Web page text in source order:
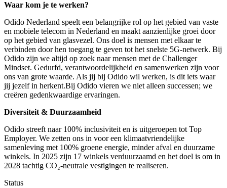
Waar kom je te werken?
Odido Nederland speelt een belangrijke rol op het gebied van vaste
en mobiele telecom in Nederland en maakt aanzienlijke groei door
op het gebied van glasvezel. Ons doel is mensen met elkaar te
verbinden door hen toegang te geven tot het snelste 5G-netwerk. Bij
Odido zijn we altijd op zoek naar mensen met de Challenger
Mindset. Gedurfd, verantwoordelijkheid en samenwerken zijn voor
ons van grote waarde. Als jij bij Odido wil werken, is dit iets waar
jij jezelf in herkent.Bij Odido vieren we niet alleen successen; we
creëren gedenkwaardige ervaringen.
Diversiteit & Duurzaamheid
Odido streeft naar 100% inclusiviteit en is uitgeroepen tot Top
Employer. We zetten ons in voor een klimaatvriendelijke
samenleving met 100% groene energie, minder afval en duurzame
winkels. In 2025 zijn 17 winkels verduurzaamd en het doel is om in
2028 tachtig CO₂-neutrale vestigingen te realiseren.
Status